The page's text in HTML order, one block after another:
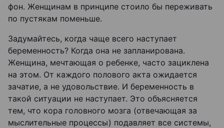
фон. Женщинам в принципе стоило бы переживать
по пустякам поменьше.
Задумайтесь, когда чаще всего наступает
беременность? Когда она не запланирована.
Женщина, мечтающая о ребенке, часто зациклена
на этом. От каждого полового акта ожидается
зачатие, а не удовольствие. И беременность в
такой ситуации не наступает. Это объясняется
тем, что кора головного мозга (отвечающая за
мыслительные процессы) подавляет все системы,